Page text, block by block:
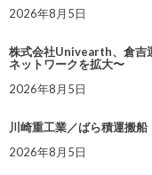
2026年8月5日
株式会社Univearth、倉吉
ネットワークを拡大〜
2026年8月5日
川崎重工業／ばら積運搬
2026年8月5日